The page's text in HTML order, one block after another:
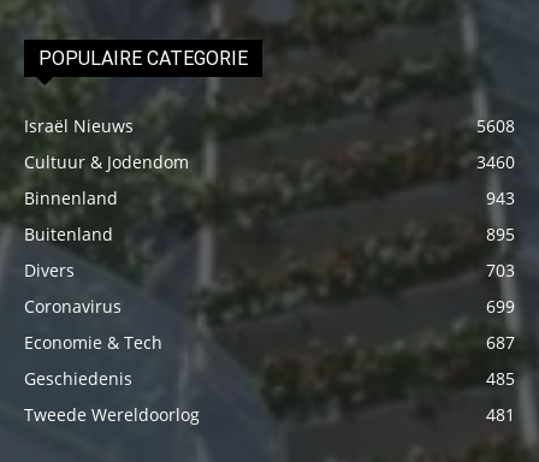
POPULAIRE CATEGORIE
Israël Nieuws
5608
Cultuur & Jodendom
3460
Binnenland
943
Buitenland
895
Divers
703
Coronavirus
699
Economie & Tech
687
Geschiedenis
485
Tweede Wereldoorlog
481